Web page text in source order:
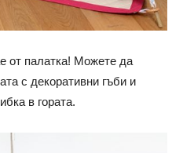
от палатка! Можете да
с декоративни гъби и
в гората.